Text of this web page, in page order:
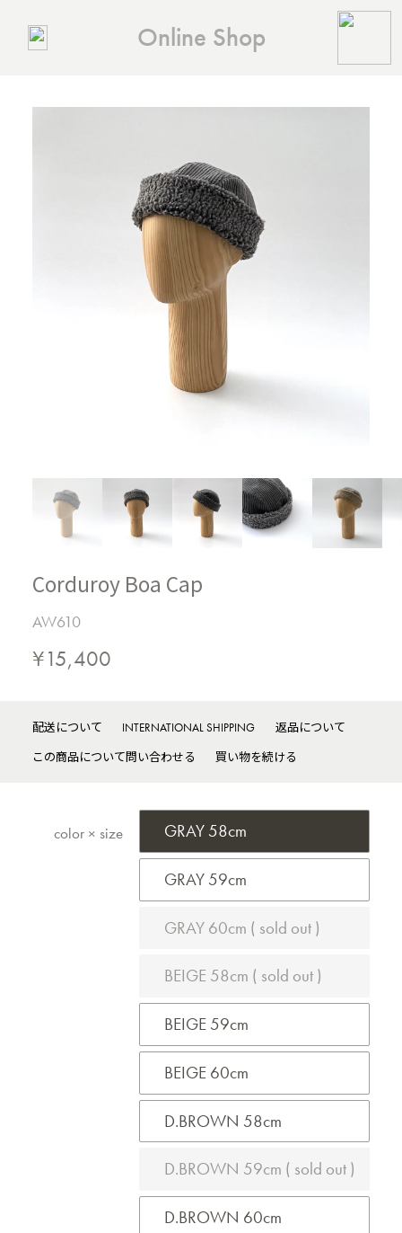
Online Shop
Corduroy Boa Cap
AW610
¥15,400
配送について INTERNATIONAL SHIPPING
返品について
この商品について問い合わせる
買い物を続ける
color × size GRAY 58cm
GRAY 59cm
GRAY 60cm ( sold out )
BEIGE 58cm ( sold out )
BEIGE 59cm
BEIGE 60cm
D.BROWN 58cm
D.BROWN 59cm ( sold out )
D.BROWN 60cm